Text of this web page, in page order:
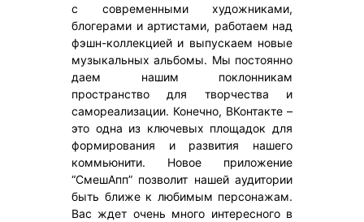
с современными художниками,
блогерами и артистами, работаем над
фэшн-коллекцией и выпускаем новые
музыкальных альбомы. Мы постоянно
даем нашим поклонникам
пространство для творчества и
самореализации. Конечно, ВКонтакте –
это одна из ключевых площадок для
формирования и развития нашего
коммьюнити. Новое приложение
“СмешАпп” позволит нашей аудитории
быть ближе к любимым персонажам.
Вас ждет очень много интересного в